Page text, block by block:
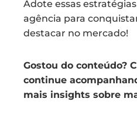
Adote essas
agência para
destacar no mercado!
Gostou do conteúdo?
continue
mais insights sobre